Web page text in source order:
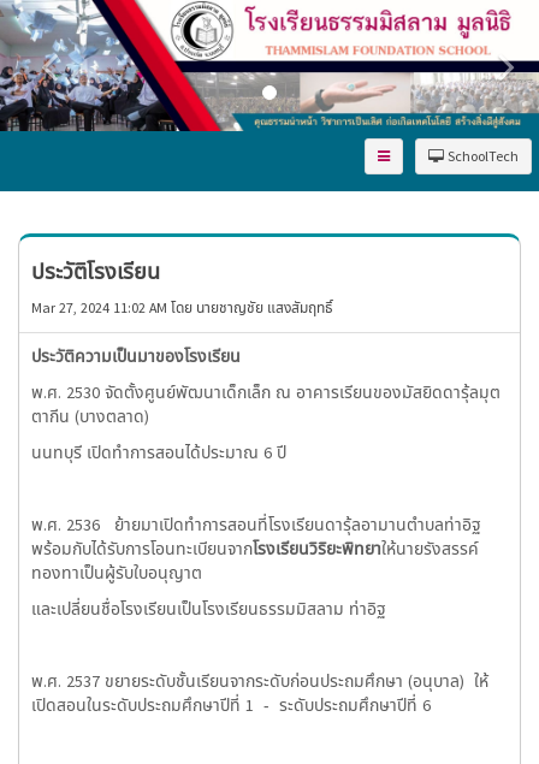
SchoolTech
ประวัติโรงเรียน
Mar 27, 2024 11:02 AM โดย นายชาญชัย แสงสัมฤทธิ์
ประวัติความเป็นมาของโรงเรียน
พ.ศ. 2530 จัดตั้งศูนย์พัฒนาเด็กเล็ก ณ อาคารเรียนของมัสยิดดารุ้ลมุต
ตากีน (บางตลาด)
นนทบุรี เปิดทำการสอนได้ประมาณ 6 ปี
พ.ศ. 2536 ย้ายมาเปิดทำการสอนที่โรงเรียนดารุ้ลอามานตำบลท่าอิฐ
พร้อมกับได้รับการโอนทะเบียนจากโรงเรียนวิริยะพิทยาให้นายรังสรรค์
ทองทาเป็นผู้รับใบอนุญาต
และเปลี่ยนชื่อโรงเรียนเป็นโรงเรียนธรรมมิสลาม ท่าอิฐ
พ.ศ. 2537 ขยายระดับชั้นเรียนจากระดับก่อนประถมศึกษา (อนุบาล) ให้
เปิดสอนในระดับประถมศึกษาปีที่ 1 - ระดับประถมศึกษาปีที่ 6